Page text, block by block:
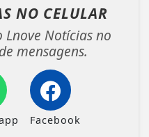
NO CELULAR
Lnove Notícias no
mensagens.
Facebook